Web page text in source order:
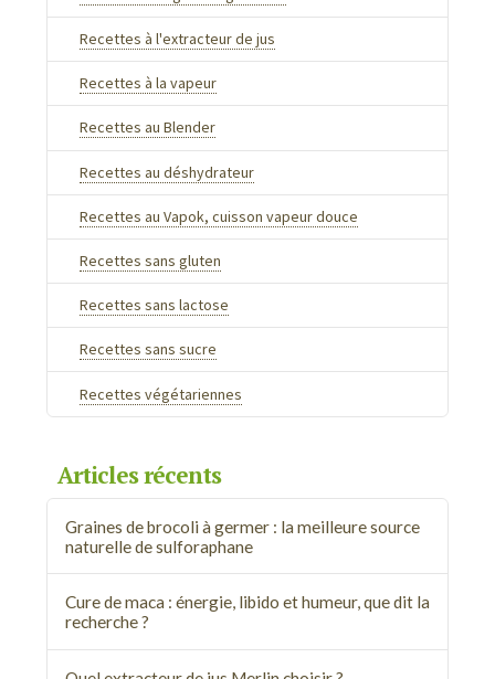
Recettes à l'extracteur de jus
Recettes à la vapeur
Recettes au Blender
Recettes au déshydrateur
Recettes au Vapok, cuisson vapeur douce
Recettes sans gluten
Recettes sans lactose
Recettes sans sucre
Recettes végétariennes
Articles récents
Graines de brocoli à germer : la meilleure source
naturelle de sulforaphane
Cure de maca : énergie, libido et humeur, que dit la
recherche ?